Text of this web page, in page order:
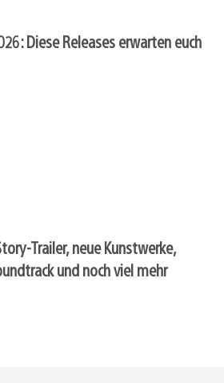
Diese Releases erwarten euch
Trailer, neue Kunstwerke,
und noch viel mehr